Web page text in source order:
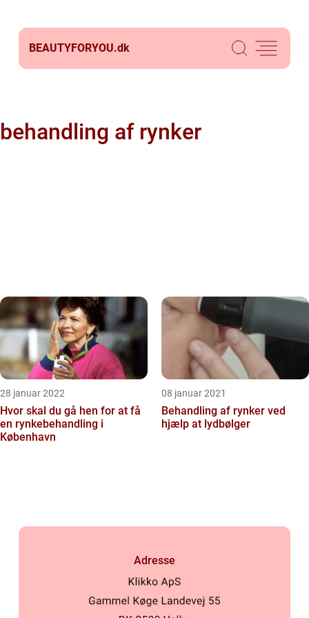
BEAUTYFORYOU.dk
behandling af rynker
28 januar 2022
Hvor skal du gå hen for at få
en rynkebehandling i
København
08 januar 2021
Behandling af rynker ved
hjælp at lydbølger
Adresse